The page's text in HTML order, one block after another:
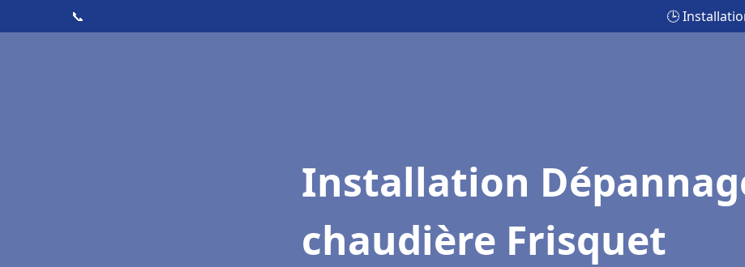
📞 🕒
Installation
chaudière Frisquet